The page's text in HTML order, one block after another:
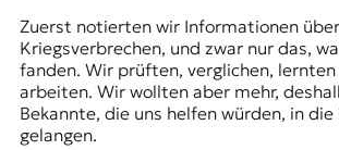
Zuerst notierten wir Informationen über
Kriegsverbrechen, und zwar nur das,
fanden. Wir prüften, verglichen, lernten
arbeiten. Wir wollten aber mehr,
Bekannte, die uns helfen würden, in
gelangen.